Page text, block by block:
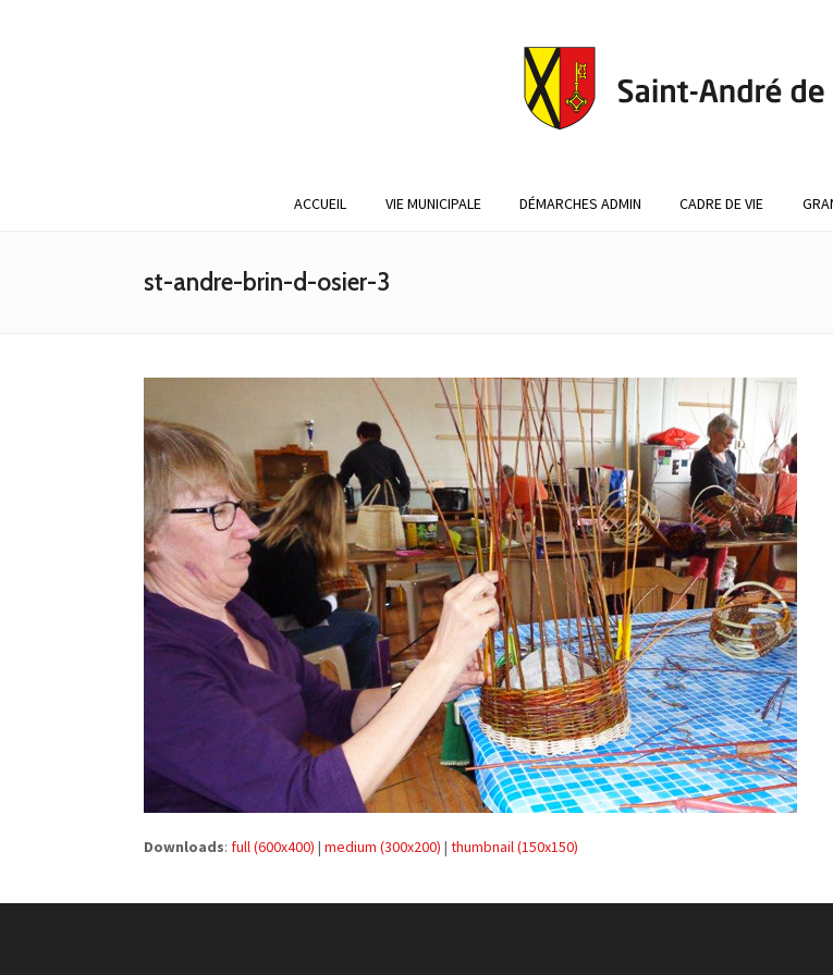
ACCUEIL VIE MUNICIPALE DÉMARCHES ADMIN CADRE DE VIE
st-andre-brin-d-osier-3
Downloads: full (600x400) | medium (300x200) | thumbnail (150x150)